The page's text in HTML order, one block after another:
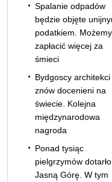
Spalanie odpadów
będzie objęte
podatkiem. Możemy
zapłacić więcej za
śmieci
Bydgoscy architekci
znów docenieni na
świecie. Kolejna
międzynarodowa
nagroda
Ponad tysiąc
pielgrzymów
Jasną Górę. W tym